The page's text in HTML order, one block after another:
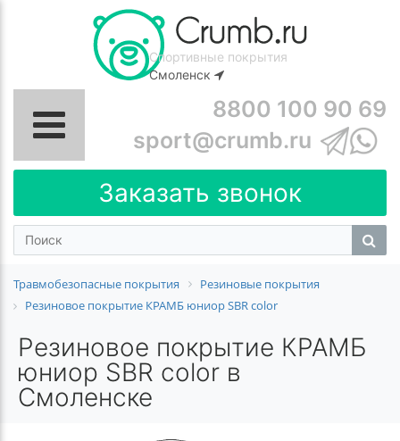
Спортивные покрытия
Смоленск
8800 100 90 69
sport@crumb.ru
Заказать звонок
Травмобезопасные покрытия
Резиновые покрытия
Резиновое покрытие КРАМБ юниор SBR color
Резиновое покрытие КРАМБ
юниор SBR color в
Смоленске